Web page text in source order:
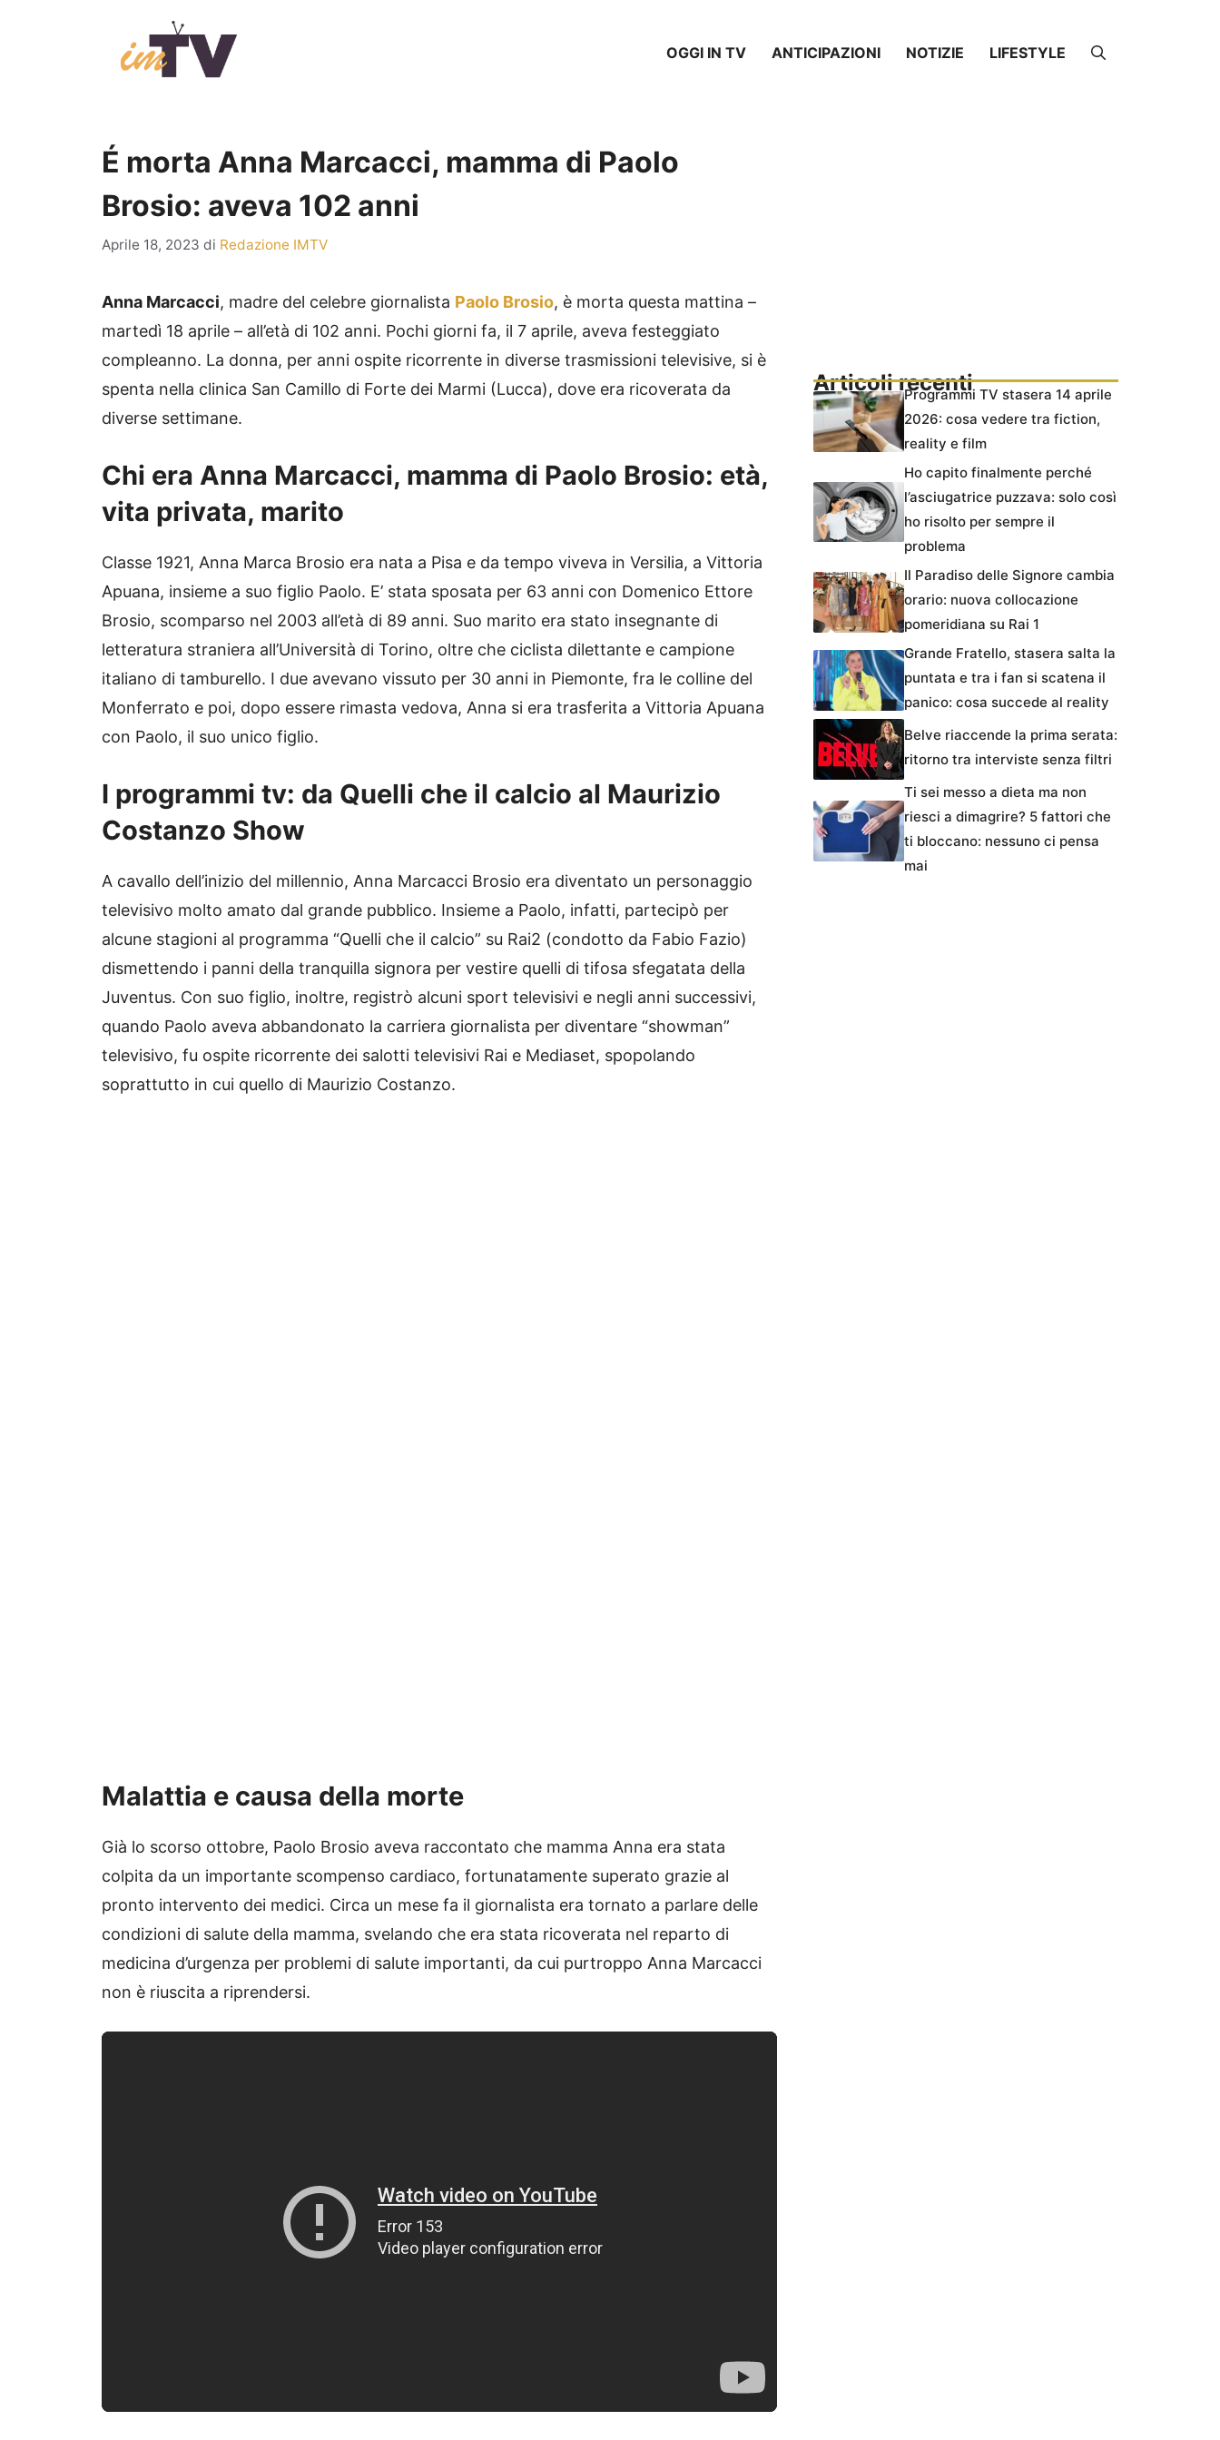
OGGI IN TV ANTICIPAZIONI NOTIZIE LIFESTYLE
É morta Anna Marcacci, mamma di Paolo
Brosio: aveva 102 anni
Aprile 18, 2023 di Redazione IMTV
Anna Marcacci, madre del celebre giornalista Paolo Brosio, è morta questa mattina –
martedì 18 aprile – all’età di 102 anni. Pochi giorni fa, il 7 aprile, aveva festeggiato
compleanno. La donna, per anni ospite ricorrente in diverse trasmissioni televisive, si è
spenta nella clinica San Camillo di Forte dei Marmi (Lucca), dove era ricoverata da
diverse settimane.
Chi era Anna Marcacci, mamma di Paolo Brosio: età,
vita privata, marito
Classe 1921, Anna Marca Brosio era nata a Pisa e da tempo viveva in Versilia, a Vittoria
Apuana, insieme a suo figlio Paolo. E’ stata sposata per 63 anni con Domenico Ettore
Brosio, scomparso nel 2003 all’età di 89 anni. Suo marito era stato insegnante di
letteratura straniera all’Università di Torino, oltre che ciclista dilettante e campione
italiano di tamburello. I due avevano vissuto per 30 anni in Piemonte, fra le colline del
Monferrato e poi, dopo essere rimasta vedova, Anna si era trasferita a Vittoria Apuana
con Paolo, il suo unico figlio.
I programmi tv: da Quelli che il calcio al Maurizio
Costanzo Show
A cavallo dell’inizio del millennio, Anna Marcacci Brosio era diventato un personaggio
televisivo molto amato dal grande pubblico. Insieme a Paolo, infatti, partecipò per
alcune stagioni al programma “Quelli che il calcio” su Rai2 (condotto da Fabio Fazio)
dismettendo i panni della tranquilla signora per vestire quelli di tifosa sfegatata della
Juventus. Con suo figlio, inoltre, registrò alcuni sport televisivi e negli anni successivi,
quando Paolo aveva abbandonato la carriera giornalista per diventare “showman”
televisivo, fu ospite ricorrente dei salotti televisivi Rai e Mediaset, spopolando
soprattutto in cui quello di Maurizio Costanzo.
Malattia e causa della morte
Già lo scorso ottobre, Paolo Brosio aveva raccontato che mamma Anna era stata
colpita da un importante scompenso cardiaco, fortunatamente superato grazie al
pronto intervento dei medici. Circa un mese fa il giornalista era tornato a parlare delle
condizioni di salute della mamma, svelando che era stata ricoverata nel reparto di
medicina d’urgenza per problemi di salute importanti, da cui purtroppo Anna Marcacci
non è riuscita a riprendersi.
Articoli recentiProgrammi TV stasera 14 aprile
2026: cosa vedere tra fiction,
reality e film
Ho capito finalmente perché
l’asciugatrice puzzava: solo così
ho risolto per sempre il
problema
Il Paradiso delle Signore cambia
orario: nuova collocazione
pomeridiana su Rai 1
Grande Fratello, stasera salta la
puntata e tra i fan si scatena il
panico: cosa succede al reality
Belve riaccende la prima serata:
ritorno tra interviste senza filtri
Ti sei messo a dieta ma non
riesci a dimagrire? 5 fattori che
ti bloccano: nessuno ci pensa
mai